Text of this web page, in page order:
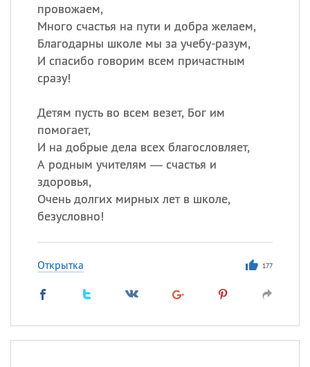
провожаем,
Много счастья на пути и добра желаем,
Благодарны школе мы за учебу-разум,
И спасибо говорим всем причастным
сразу!
Детям пусть во всем везет, Бог им
помогает,
И на добрые дела всех благословляет,
А родным учителям — счастья и
здоровья,
Очень долгих мирных лет в школе,
безусловно!
Открытка 177